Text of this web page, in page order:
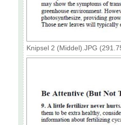
Knipsel 2 (Middel).JPG